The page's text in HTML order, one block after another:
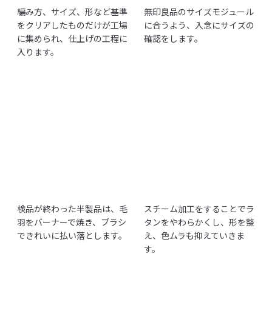
編み方、サイズ、形など基準
をクリアしたものだけが工場
に集められ、仕上げの工程に
入ります。
無印良品のサイズモジュール
に合うよう、入念にサイズの
確認をします。
検品が終わった半製品は、毛
羽をバーナーで焼き、ブラシ
できれいに払い落とします。
スチーム加工をすることでラ
タンをやわらかくし、形を整
え、色ムラも抑えていきま
す。